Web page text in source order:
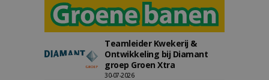
Teamleider Kwekerij &
Ontwikkeling bij Diamant
groep Groen Xtra
30-07-2026